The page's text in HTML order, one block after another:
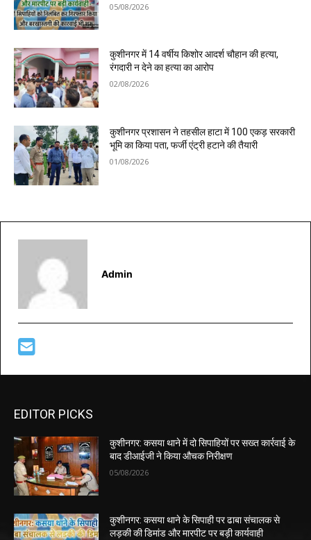
05/08/2026
कुशीनगर में 14 वर्षीय किशोर आदर्श चौहान की हत्या,
रंगदारी न देने का हत्या का आरोप
02/08/2026
कुशीनगर प्रशासन ने तहसील हाटा में 100 एकड़ सरकारी
भूमि का किया पता, फर्जी एंट्री हटाने की तैयारी
01/08/2026
Admin
EDITOR PICKS
कुशीनगर: कसया थाने में दो सिपाहियों पर सख्त कार्रवाई के
बाद डीआईजी ने किया औचक निरीक्षण
05/08/2026
कुशीनगर: कसया थाने के सिपाही पर ढाबा संचालक से
लड़की की डिमांड और मारपीट पर बड़ी कार्यवाही